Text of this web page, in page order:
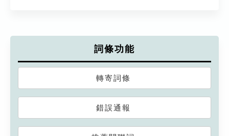
詞條功能
轉寄詞條
錯誤通報